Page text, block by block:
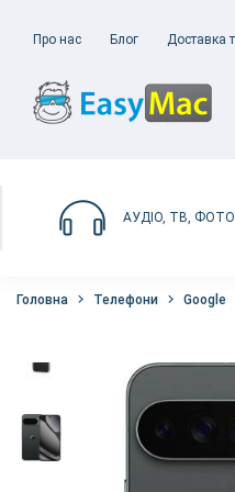
Про нас Блог Доставка
АУДІО, ТВ, ФОТО
Головна Телефони Google